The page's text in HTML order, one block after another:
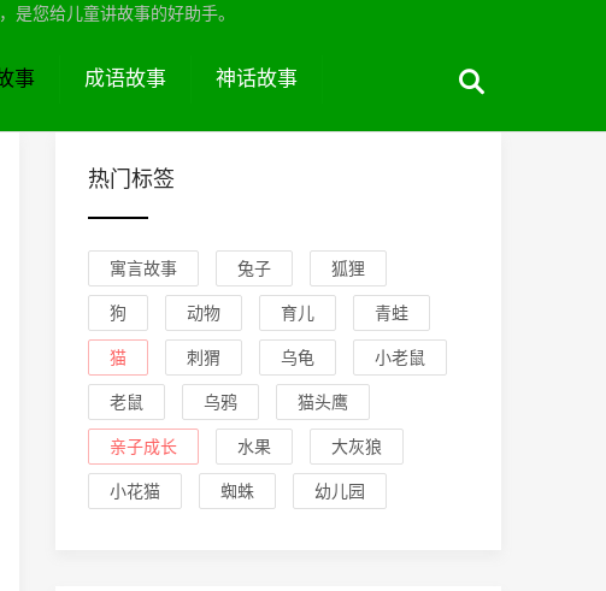
是您给儿童讲故事的好助手。
事 成语故事 神话故事
热门标签
寓言故事 兔子 狐狸
狗 动物 育儿 青蛙
猫 刺猬 乌龟 小老鼠
老鼠 乌鸦 猫头鹰
亲子成长 水果 大灰狼
小花猫 蜘蛛 幼儿园